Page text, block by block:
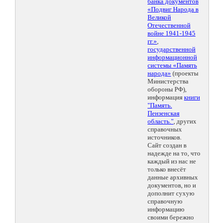
«Подвиг Народа в
Великой
Отечественной
войне 1941-1945
гг.»,
государственной
информационной
системы «Память
народа» (проекты
Министерства
обороны РФ),
информация книги
"Память.
Пензенская
область.", других
справочных
источников.
Сайт создан в
надежде на то, что
каждый из нас не
только внесёт
данные архивных
документов, но и
дополнит сухую
справочную
информацию
своими бережно